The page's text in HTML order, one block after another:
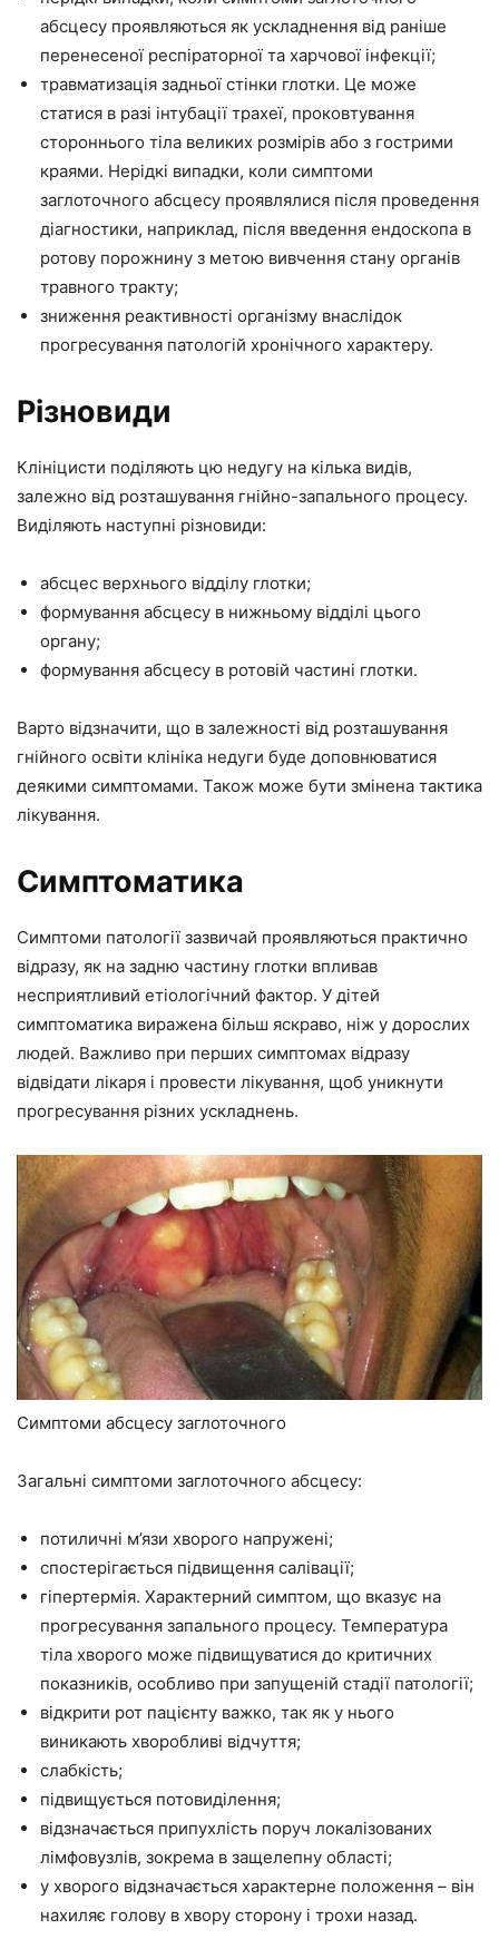
абсцесу проявляються як ускладнення від раніше
перенесеної респіраторної та харчової інфекції;
травматизація задньої стінки глотки. Це може
статися в разі інтубації трахеї, проковтування
стороннього тіла великих розмірів або з гострими
краями. Нерідкі випадки, коли симптоми
заглоточного абсцесу проявлялися після проведення
діагностики, наприклад, після введення ендоскопа в
ротову порожнину з метою вивчення стану органів
травного тракту;
зниження реактивності організму внаслідок
прогресування патологій хронічного характеру.
Різновиди
Клініцисти поділяють цю недугу на кілька видів,
залежно від розташування гнійно-запального процесу.
Виділяють наступні різновиди:
абсцес верхнього відділу глотки;
формування абсцесу в нижньому відділі цього
органу;
формування абсцесу в ротовій частині глотки.
Варто відзначити, що в залежності від розташування
гнійного освіти клініка недуги буде доповнюватися
деякими симптомами. Також може бути змінена тактика
лікування.
Симптоматика
Симптоми патології зазвичай проявляються практично
відразу, як на задню частину глотки впливав
несприятливий етіологічний фактор. У дітей
симптоматика виражена більш яскраво, ніж у дорослих
людей. Важливо при перших симптомах відразу
відвідати лікаря і провести лікування, щоб уникнути
прогресування різних ускладнень.
Симптоми абсцесу заглоточного
Загальні симптоми заглоточного абсцесу:
потиличні м’язи хворого напружені;
спостерігається підвищення салівації;
гіпертермія. Характерний симптом, що вказує на
прогресування запального процесу. Температура
тіла хворого може підвищуватися до критичних
показників, особливо при запущеній стадії патології;
відкрити рот пацієнту важко, так як у нього
виникають хворобливі відчуття;
слабкість;
підвищується потовиділення;
відзначається припухлість поруч локалізованих
лімфовузлів, зокрема в защелепну області;
у хворого відзначається характерне положення – він
нахиляє голову в хвору сторону і трохи назад.